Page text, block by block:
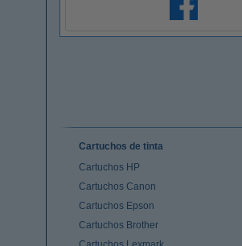
Cartuchos de tinta
Cartuchos HP
Cartuchos Canon
Cartuchos Epson
Cartuchos Brother